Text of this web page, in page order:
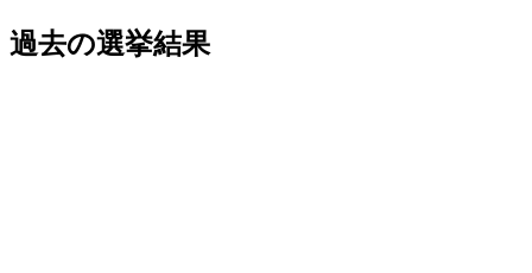
過去の選挙結果